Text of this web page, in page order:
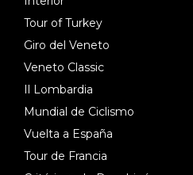
Tour of Turkey
Giro del Veneto
Veneto Classic
Il Lombardia
Mundial de Ciclismo
Vuelta a España
Tour de Francia